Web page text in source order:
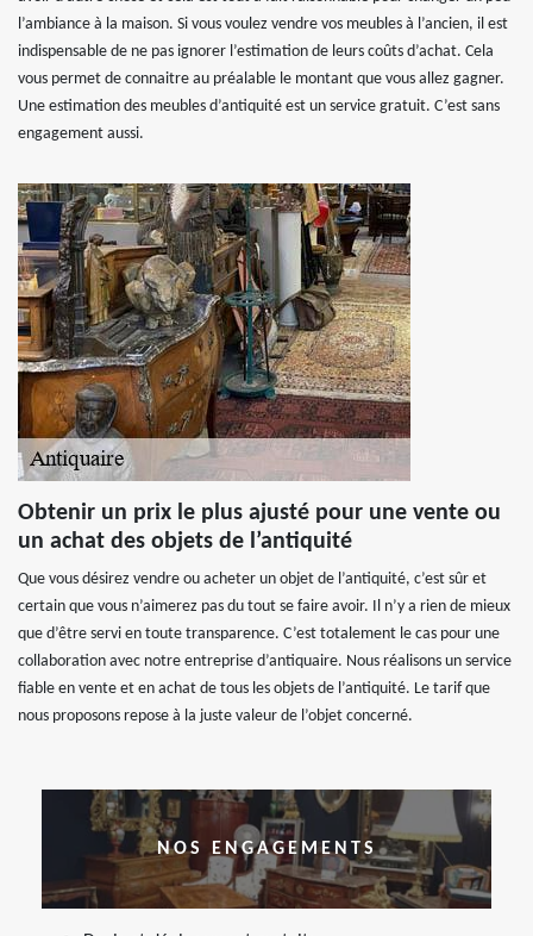
l’ambiance à la maison. Si vous voulez vendre vos meubles à l’ancien, il est
indispensable de ne pas ignorer l’estimation de leurs coûts d’achat. Cela
vous permet de connaitre au préalable le montant que vous allez gagner.
Une estimation des meubles d’antiquité est un service gratuit. C’est sans
engagement aussi.
Obtenir un prix le plus ajusté pour une vente ou
un achat des objets de l’antiquité
Que vous désirez vendre ou acheter un objet de l’antiquité, c’est sûr et
certain que vous n’aimerez pas du tout se faire avoir. Il n’y a rien de mieux
que d’être servi en toute transparence. C’est totalement le cas pour une
collaboration avec notre entreprise d’antiquaire. Nous réalisons un service
fiable en vente et en achat de tous les objets de l’antiquité. Le tarif que
nous proposons repose à la juste valeur de l’objet concerné.
NOS ENGAGEMENTS